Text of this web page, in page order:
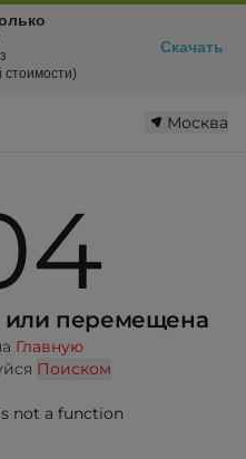
Москва
или перемещена
Главную
Поиском
not a function
Скачать